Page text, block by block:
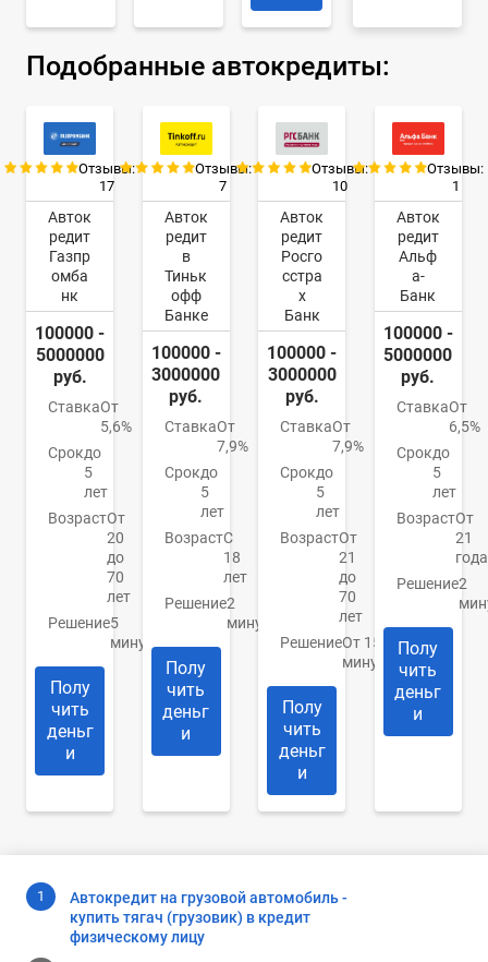
Подобранные автокредиты:
Отзывы:
17
Авток
редит
Газпр
омба
нк
100000 -
5000000
руб.
СтавкаОт
5,6%
Срокдо
5
лет
ВозрастОт
20
до
70
лет
Решение5
минут
Полу
чить
деньг
и
Отзывы:
7
Авток
редит
в
Тиньк
офф
Банке
100000 -
3000000
руб.
СтавкаОт
7,9%
Срокдо
5
лет
ВозрастС
18
лет
Решение2
минуты
Полу
чить
деньг
и
Отзывы:
10
Авток
редит
Росго
сстра
х
Банк
100000 -
3000000
руб.
СтавкаОт
7,9%
Срокдо
5
лет
ВозрастОт
21
до
70
лет
РешениеОт 15
минут
Полу
чить
деньг
и
Отзывы:
1
Авток
редит
Альф
а-
Банк
100000 -
5000000
руб.
СтавкаОт
6,5%
Срокдо
5
лет
ВозрастОт
21
года
Решение2
Полу
чить
деньг
и
Автокредит на грузовой автомобиль -
купить тягач (грузовик) в кредит
физическому лицу